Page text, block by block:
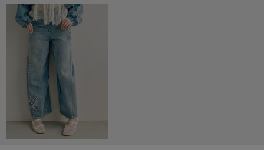
MOIGE
モワージュ
NEW Balance
ニューバランス
nezu